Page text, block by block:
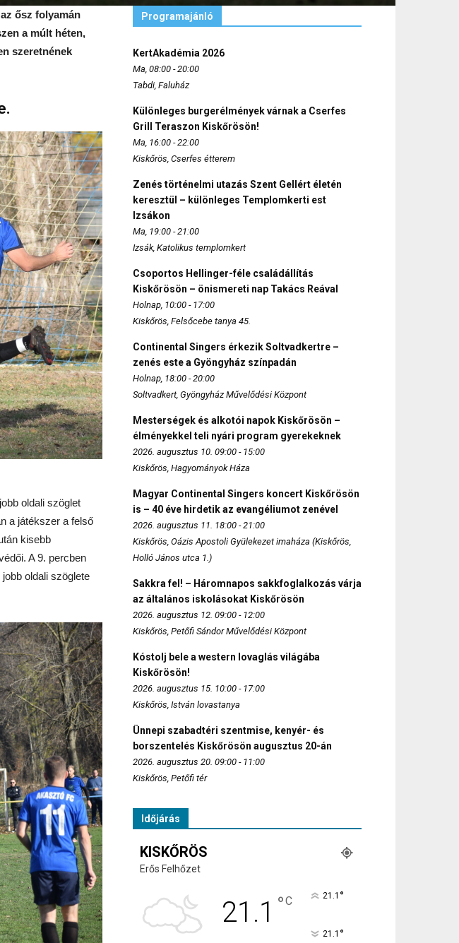
ősz folyamán
a múlt héten,
szeretnének
oldali szöglet
a játékszer a felső
kisebb
A 9. percben
jobb oldali szöglete
Programajánló
KertAkadémia 2026
Ma, 08:00 - 20:00
Tabdi, Faluház
Különleges burgerélmények várnak a Cserfes
Grill Teraszon Kiskőrösön!
Ma, 16:00 - 22:00
Kiskőrös, Cserfes étterem
Zenés történelmi utazás Szent Gellért életén
keresztül – különleges Templomkerti est
Izsákon
Ma, 19:00 - 21:00
Izsák, Katolikus templomkert
Csoportos Hellinger-féle családállítás
Kiskőrösön – önismereti nap Takács Reával
Holnap, 10:00 - 17:00
Kiskőrös, Felsőcebe tanya 45.
Continental Singers érkezik Soltvadkertre –
zenés este a Gyöngyház színpadán
Holnap, 18:00 - 20:00
Soltvadkert, Gyöngyház Művelődési Központ
Mesterségek és alkotói napok Kiskőrösön –
élményekkel teli nyári program gyerekeknek
2026. augusztus 10. 09:00 - 15:00
Kiskőrös, Hagyományok Háza
Magyar Continental Singers koncert Kiskőrösön
is – 40 éve hirdetik az evangéliumot zenével
2026. augusztus 11. 18:00 - 21:00
Kiskőrös, Oázis Apostoli Gyülekezet imaháza (Kiskőrös,
Holló János utca 1.)
Sakkra fel! – Háromnapos sakkfoglalkozás várja
az általános iskolásokat Kiskőrösön
2026. augusztus 12. 09:00 - 12:00
Kiskőrös, Petőfi Sándor Művelődési Központ
Kóstolj bele a western lovaglás világába
Kiskőrösön!
2026. augusztus 15. 10:00 - 17:00
Kiskőrös, István lovastanya
Ünnepi szabadtéri szentmise, kenyér- és
borszentelés Kiskőrösön augusztus 20-án
2026. augusztus 20. 09:00 - 11:00
Kiskőrös, Petőfi tér
Időjárás
KISKŐRÖS
Erős Felhőzet
21.1 °C 21.1 °
21.1 °